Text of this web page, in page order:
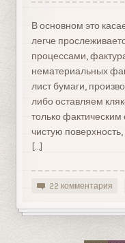
В основном это
легче
процессами,
нематериальных
лист бумаги,
либо оставляем
только
чистую
[…]
22 комментария